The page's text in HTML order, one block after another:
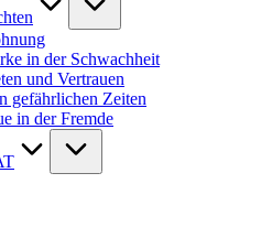
in der Schwachheit
und Vertrauen
gefährlichen Zeiten
in der Fremde